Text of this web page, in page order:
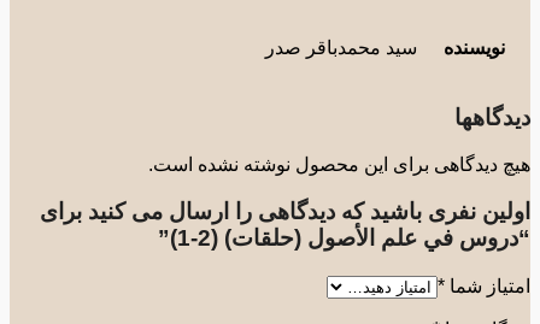
نویسنده سید محمدباقر صدر
دیدگاهی برای این محصول نوشته نشده است.
نفری باشید که دیدگاهی را ارسال می کنید برای
في علم الأصول (حلقات) (2-1)”
شما*